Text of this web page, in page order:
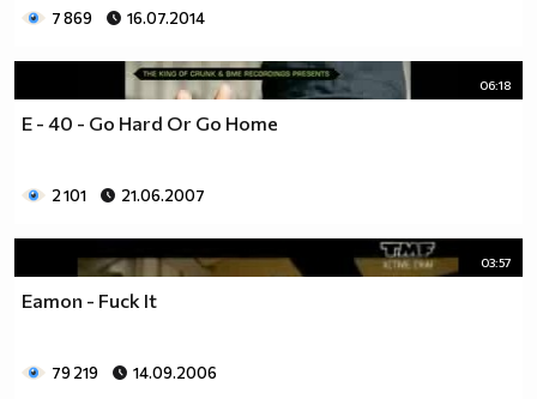
7 869 16.07.2014
06:18
E - 40 - Go Hard Or Go Home
2 101 21.06.2007
03:57
Eamon - Fuck It
79 219 14.09.2006